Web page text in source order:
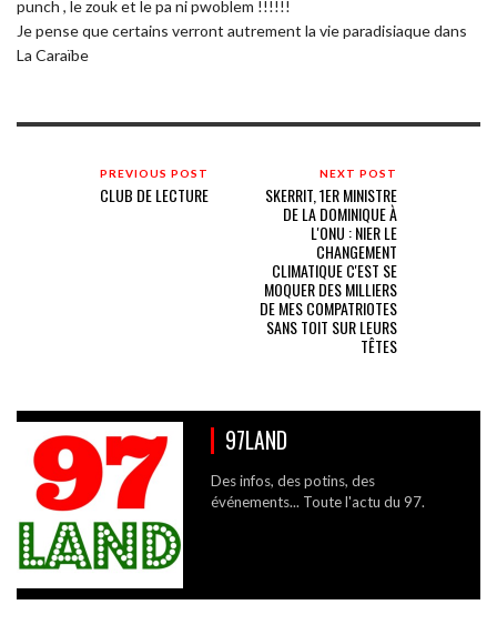
punch , le zouk et le pa ni pwoblem !!!!!!
Je pense que certains verront autrement la vie paradisiaque dans
La Caraïbe
PREVIOUS POST
CLUB DE LECTURE
NEXT POST
SKERRIT, 1ER MINISTRE
DE LA DOMINIQUE À
L'ONU : NIER LE
CHANGEMENT
CLIMATIQUE C'EST SE
MOQUER DES MILLIERS
DE MES COMPATRIOTES
SANS TOIT SUR LEURS
TÊTES
97LAND
Des infos, des potins, des
événements... Toute l'actu du 97.